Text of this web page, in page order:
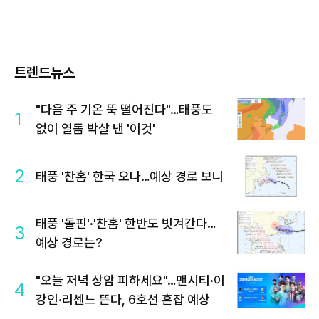
트렌드뉴스
1
"다음 주 기온 뚝 떨어진다"…태풍도
없이 열돔 박살 낸 '이것'
2 태풍 '찬홈' 한국 오나…예상 경로 보니
3
태풍 '돌핀'·'찬홈' 한반도 빗겨간다…
예상 경로는?
4
"오늘 저녁 상암 피하세요"…맨시티·이
강인·리센느 뜬다, 6호선 혼잡 예상